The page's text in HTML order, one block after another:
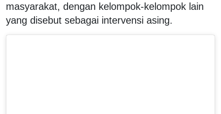
masyarakat, dengan kelompok-kelompok lain
yang disebut sebagai intervensi asing.